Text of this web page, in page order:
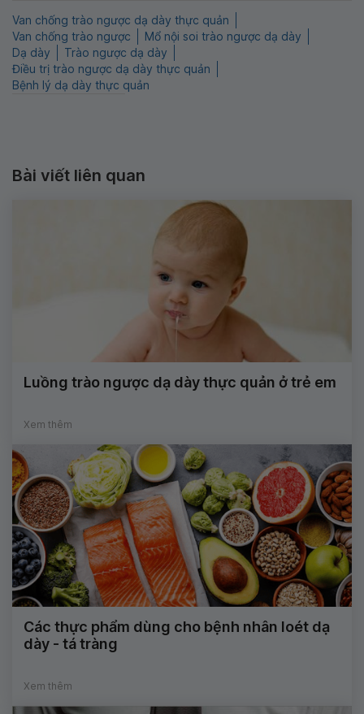
Van chống trào ngược dạ dày thực quản
Van chống trào ngược
Mổ nội soi trào ngược dạ dày
Dạ dày
Trào ngược dạ dày
Điều trị trào ngược dạ dày thực quản
Bệnh lý dạ dày thực quản
Bài viết liên quan
Luồng trào ngược dạ dày thực quản ở trẻ em
Xem thêm
Các thực phẩm dùng cho bệnh nhân loét dạ
dày - tá tràng
Xem thêm